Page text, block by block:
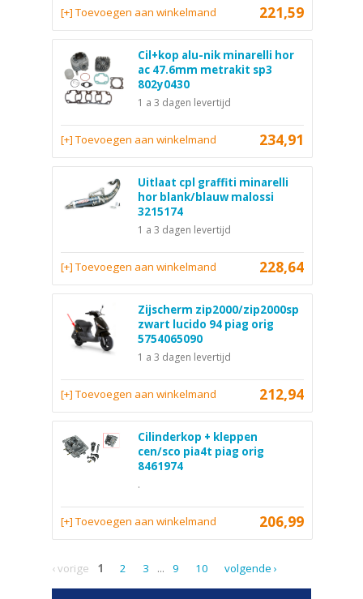
221,59
[+] Toevoegen aan winkelmand
Cil+kop alu-nik minarelli hor
ac 47.6mm metrakit sp3
802y0430
1 a 3 dagen levertijd
234,91
[+] Toevoegen aan winkelmand
Uitlaat cpl graffiti minarelli
hor blank/blauw malossi
3215174
1 a 3 dagen levertijd
228,64
[+] Toevoegen aan winkelmand
Zijscherm zip2000/zip2000sp
zwart lucido 94 piag orig
5754065090
1 a 3 dagen levertijd
212,94
[+] Toevoegen aan winkelmand
Cilinderkop + kleppen
cen/sco pia4t piag orig
8461974
.
206,99
[+] Toevoegen aan winkelmand
‹ vorige 1 2 3 ... 9 10 volgende ›